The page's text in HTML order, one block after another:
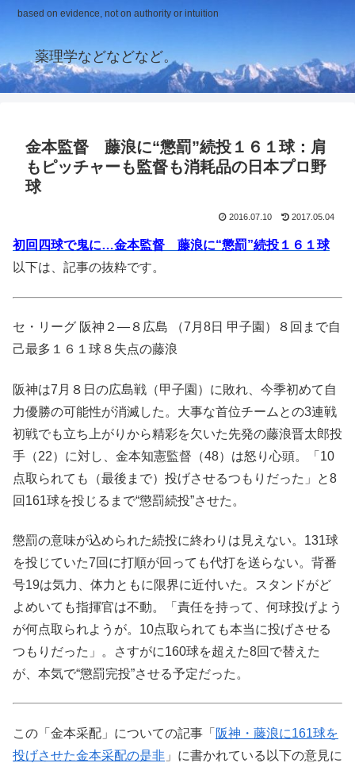
based on evidence, not on authority or intuition
薬理学などなどなど。
金本監督 藤浪に“懲罰”続投１６１球：肩
もピッチャーも監督も消耗品の日本プロ野
球
2016.07.10 2017.05.04
初回四球で鬼に…金本監督 藤浪に“懲罰”続投１６１球
以下は、記事の抜粋です。
セ・リーグ 阪神２―８広島 （7月8日 甲子園）８回まで自
己最多１６１球８失点の藤浪
阪神は7月８日の広島戦（甲子園）に敗れ、今季初めて自
力優勝の可能性が消滅した。大事な首位チームとの3連戦
初戦でも立ち上がりから精彩を欠いた先発の藤浪晋太郎投
手（22）に対し、金本知憲監督（48）は怒り心頭。「10
点取られても（最後まで）投げさせるつもりだった」と8
回161球を投じるまで“懲罰続投”させた。
懲罰の意味が込められた続投に終わりは見えない。131球
を投じていた7回に打順が回っても代打を送らない。背番
号19は気力、体力ともに限界に近付いた。スタンドがど
よめいても指揮官は不動。「責任を持って、何球投げよう
が何点取られようが。10点取られても本当に投げさせる
つもりだった」。さすがに160球を超えた8回で替えた
が、本気で“懲罰完投”させる予定だった。
この「金本采配」についての記事「 阪神・藤浪に161球を
投げさせた金本采配の是非 」に書かれている以下の意見に